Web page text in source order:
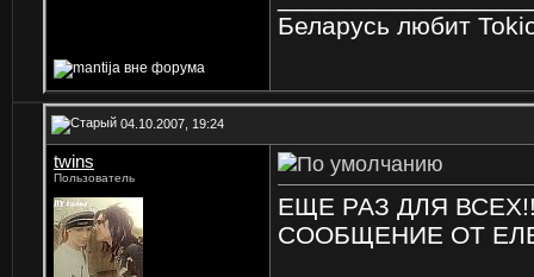
Беларусь любит
04.10.2007, 19:24
twins
Пользователь
ЕЩЕ РАЗ ДЛЯ
СООБЩЕНИЕ ОТ